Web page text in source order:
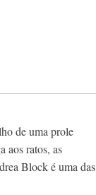
de uma prole
aos ratos, as
Block é uma das